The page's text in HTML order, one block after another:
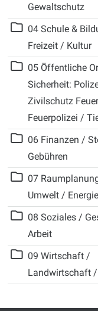
Gewaltschutz
Ebene 1:04 Schule &
Freizeit / Kultur
Ebene 1:05 Öffentliche
Sicherheit:
Zivilschutz
Feuerpolizei /
Ebene 1:06 Finanzen /
Gebühren
Ebene 1:
07
Umwelt /
Ebene 1:08 Soziales /
Arbeit
Ebene 1:09 Wirtschaft /
Landwirtschaft /